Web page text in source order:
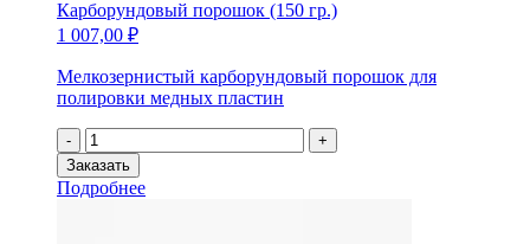
Карборундовый порошок (150 гр.)
1 007,00 ₽
Мелкозернистый карборундовый порошок для
полировки медных пластин
-
Количество
товара
Карборундовый
порошок
+
Заказать
Подробнее